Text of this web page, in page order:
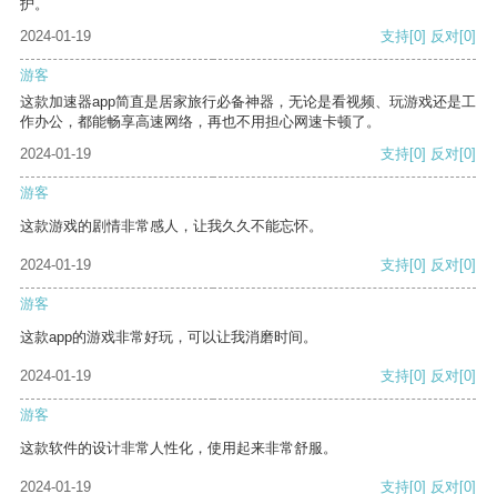
护。
2024-01-19
支持[0] 反对[0]
游客
这款加速器app简直是居家旅行必备神器，无论是看视频、玩游戏还是工
作办公，都能畅享高速网络，再也不用担心网速卡顿了。
2024-01-19
支持[0] 反对[0]
游客
这款游戏的剧情非常感人，让我久久不能忘怀。
2024-01-19 支持[0] 反对[0]
游客
这款app的游戏非常好玩，可以让我消磨时间。
2024-01-19 支持[0] 反对[0]
游客
这款软件的设计非常人性化，使用起来非常舒服。
2024-01-19 支持[0] 反对[0]